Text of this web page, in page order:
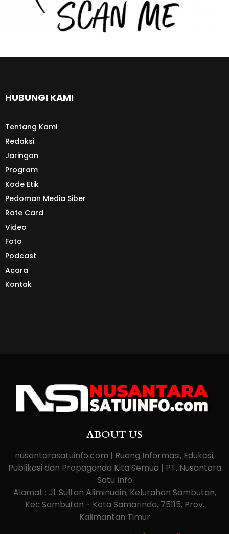
HUBUNGI KAMI
Tentang Kami
Redaksi
Jaringan
Program
Kode Etik
Pedoman Media Siber
Rate Card
Video
Foto
Podcast
Acara
Kontak
ABOUT US
nusantarasatuinfo.com | Ruang Informasi, Edukasi,
Publikasi dan Propaganda Kita Semua | PT. Nusantara
Satu Info
Alamat : Jl. Sultan Aliminudin, Kelurahan Sambutan,
Kec.Sambutan - Kota Samarinda, 75115, Prov.
Kalimantan Timur